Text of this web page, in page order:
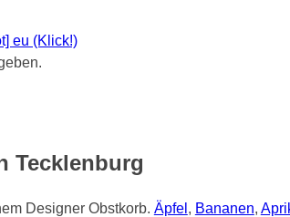
eu (Klick!)
Tecklenburg
Designer Obstkorb. Äpfel , Bananen,